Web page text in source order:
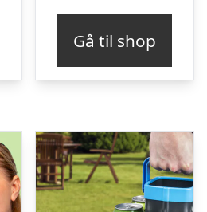
Gå til shop